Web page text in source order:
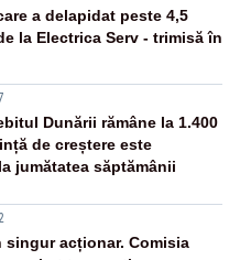
a delapidat peste 4,5
la Electrica Serv - trimisă în
Dunării rămâne la 1.400
de creștere este
jumătatea săptămânii
singur acționar. Comisia